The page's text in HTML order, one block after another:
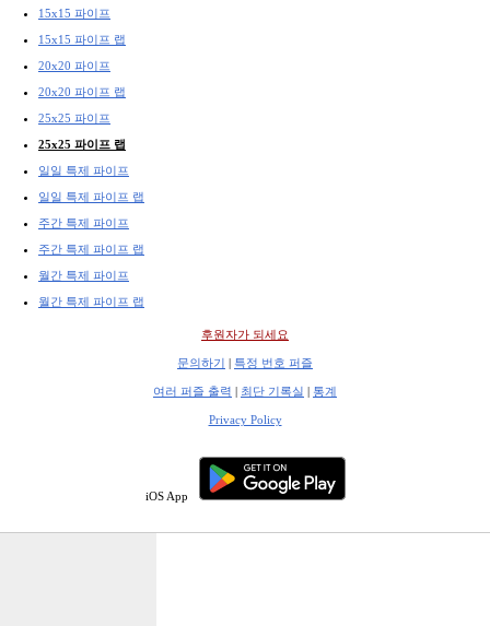
15x15 파이프
15x15 파이프 랩
20x20 파이프
20x20 파이프 랩
25x25 파이프
25x25 파이프 랩
일일 특제 파이프
일일 특제 파이프 랩
주간 특제 파이프
주간 특제 파이프 랩
월간 특제 파이프
월간 특제 파이프 랩
후원자가 되세요
문의하기 | 특정 번호 퍼즐
여러 퍼즐 출력 | 최단 기록실 | 통계
Privacy Policy
iOS App